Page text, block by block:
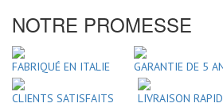
NOTRE PROMESSE
FABRIQUÉ EN ITALIE GARANTIE DE 5
CLIENTS SATISFAITS LIVRAISON